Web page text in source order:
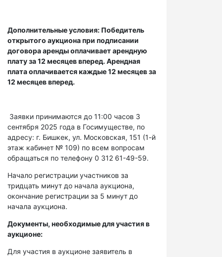
Дополнительные условия: Победитель
открытого аукциона при подписании
договора аренды оплачивает арендную
плату за 12 месяцев вперед. Арендная
плата оплачивается каждые 12 месяцев за
12 месяцев вперед.
Заявки принимаются до 11:00 часов 3
сентября 2025 года в Госимуществе, по
адресу: г. Бишкек, ул. Московская, 151 (1-й
этаж кабинет № 109) по всем вопросам
обращаться по телефону 0 312 61-49-59.
Начало регистрации участников за
тридцать минут до начала аукциона,
окончание регистрации за 5 минут до
начала аукциона.
Документы, необходимые для участия в
аукционе:
Для участия в аукционе заявитель в